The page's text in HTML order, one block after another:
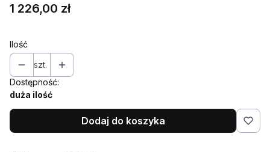
Cena
1 226,00 zł
Ilość
szt.
Dostępność:
duża ilość
Dodaj do koszyka